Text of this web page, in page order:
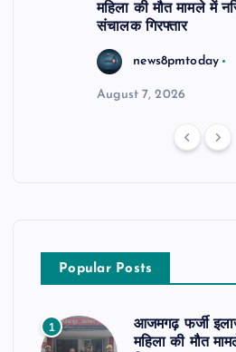
महिला की मौत मामले में
संचालक गिरफ्तार
news8pmtoday
August 7, 2026
Popular Posts
1
आजमगढ़ फर्जी
महिला की मौत